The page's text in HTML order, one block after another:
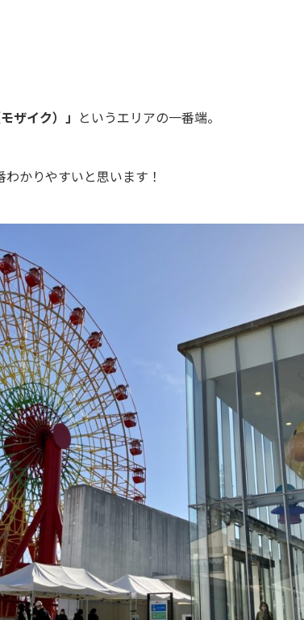
ザイク）」 というエリアの一番端。
かりやすいと思います！